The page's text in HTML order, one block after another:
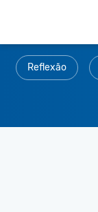
Reflexão